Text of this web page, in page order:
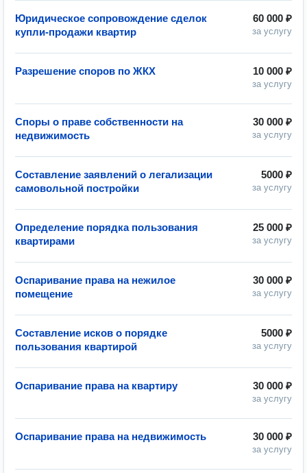
60 000 ₽
за услугу
Юридическое сопровождение сделок
купли-продажи квартир
10 000 ₽
за услугу
Разрешение споров по ЖКХ
30 000 ₽
за услугу
Споры о праве собственности на
недвижимость
5000 ₽
за услугу
Составление заявлений о легализации
самовольной постройки
25 000 ₽
за услугу
Определение порядка пользования
квартирами
30 000 ₽
за услугу
Оспаривание права на нежилое
помещение
5000 ₽
за услугу
Составление исков о порядке
пользования квартирой
30 000 ₽
за услугу
Оспаривание права на квартиру
30 000 ₽
за услугу
Оспаривание права на недвижимость